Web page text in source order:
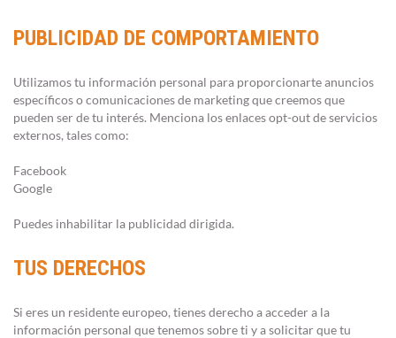
PUBLICIDAD DE COMPORTAMIENTO
Utilizamos tu información personal para proporcionarte anuncios
específicos o comunicaciones de marketing que creemos que
pueden ser de tu interés. Menciona los enlaces opt-out de servicios
externos, tales como:
Facebook
Google
Puedes inhabilitar la publicidad dirigida.
TUS DERECHOS
Si eres un residente europeo, tienes derecho a acceder a la
información personal que tenemos sobre ti y a solicitar que tu